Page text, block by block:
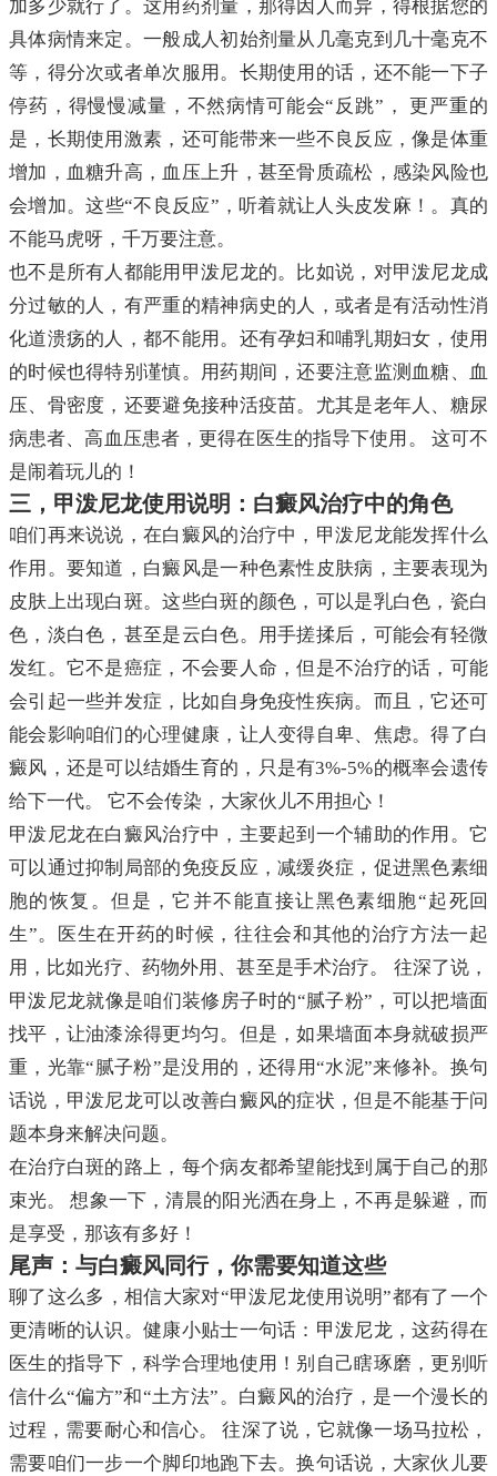
加多少就行了。这用药剂量，那得因人而异，得根据您的
具体病情来定。一般成人初始剂量从几毫克到几十毫克不
等，得分次或者单次服用。长期使用的话，还不能一下子
停药，得慢慢减量，不然病情可能会“反跳”， 更严重的
是，长期使用激素，还可能带来一些不良反应，像是体重
增加，血糖升高，血压上升，甚至骨质疏松，感染风险也
会增加。这些“不良反应”，听着就让人头皮发麻！。真的
不能马虎呀，千万要注意。
也不是所有人都能用甲泼尼龙的。比如说，对甲泼尼龙成
分过敏的人，有严重的精神病史的人，或者是有活动性消
化道溃疡的人，都不能用。还有孕妇和哺乳期妇女，使用
的时候也得特别谨慎。用药期间，还要注意监测血糖、血
压、骨密度，还要避免接种活疫苗。尤其是老年人、糖尿
病患者、高血压患者，更得在医生的指导下使用。 这可不
是闹着玩儿的！
三，甲泼尼龙使用说明：白癜风治疗中的角色
咱们再来说说，在白癜风的治疗中，甲泼尼龙能发挥什么
作用。要知道，白癜风是一种色素性皮肤病，主要表现为
皮肤上出现白斑。这些白斑的颜色，可以是乳白色，瓷白
色，淡白色，甚至是云白色。用手搓揉后，可能会有轻微
发红。它不是癌症，不会要人命，但是不治疗的话，可能
会引起一些并发症，比如自身免疫性疾病。而且，它还可
能会影响咱们的心理健康，让人变得自卑、焦虑。得了白
癜风，还是可以结婚生育的，只是有3%-5%的概率会遗传
给下一代。 它不会传染，大家伙儿不用担心！
甲泼尼龙在白癜风治疗中，主要起到一个辅助的作用。它
可以通过抑制局部的免疫反应，减缓炎症，促进黑色素细
胞的恢复。但是，它并不能直接让黑色素细胞“起死回
生”。医生在开药的时候，往往会和其他的治疗方法一起
用，比如光疗、药物外用、甚至是手术治疗。 往深了说，
甲泼尼龙就像是咱们装修房子时的“腻子粉”，可以把墙面
找平，让油漆涂得更均匀。但是，如果墙面本身就破损严
重，光靠“腻子粉”是没用的，还得用“水泥”来修补。换句
话说，甲泼尼龙可以改善白癜风的症状，但是不能基于问
题本身来解决问题。
在治疗白斑的路上，每个病友都希望能找到属于自己的那
束光。 想象一下，清晨的阳光洒在身上，不再是躲避，而
是享受，那该有多好！
尾声：与白癜风同行，你需要知道这些
聊了这么多，相信大家对“甲泼尼龙使用说明”都有了一个
更清晰的认识。健康小贴士一句话：甲泼尼龙，这药得在
医生的指导下，科学合理地使用！别自己瞎琢磨，更别听
信什么“偏方”和“土方法”。白癜风的治疗，是一个漫长的
过程，需要耐心和信心。 往深了说，它就像一场马拉松，
需要咱们一步一个脚印地跑下去。换句话说，大家伙儿要